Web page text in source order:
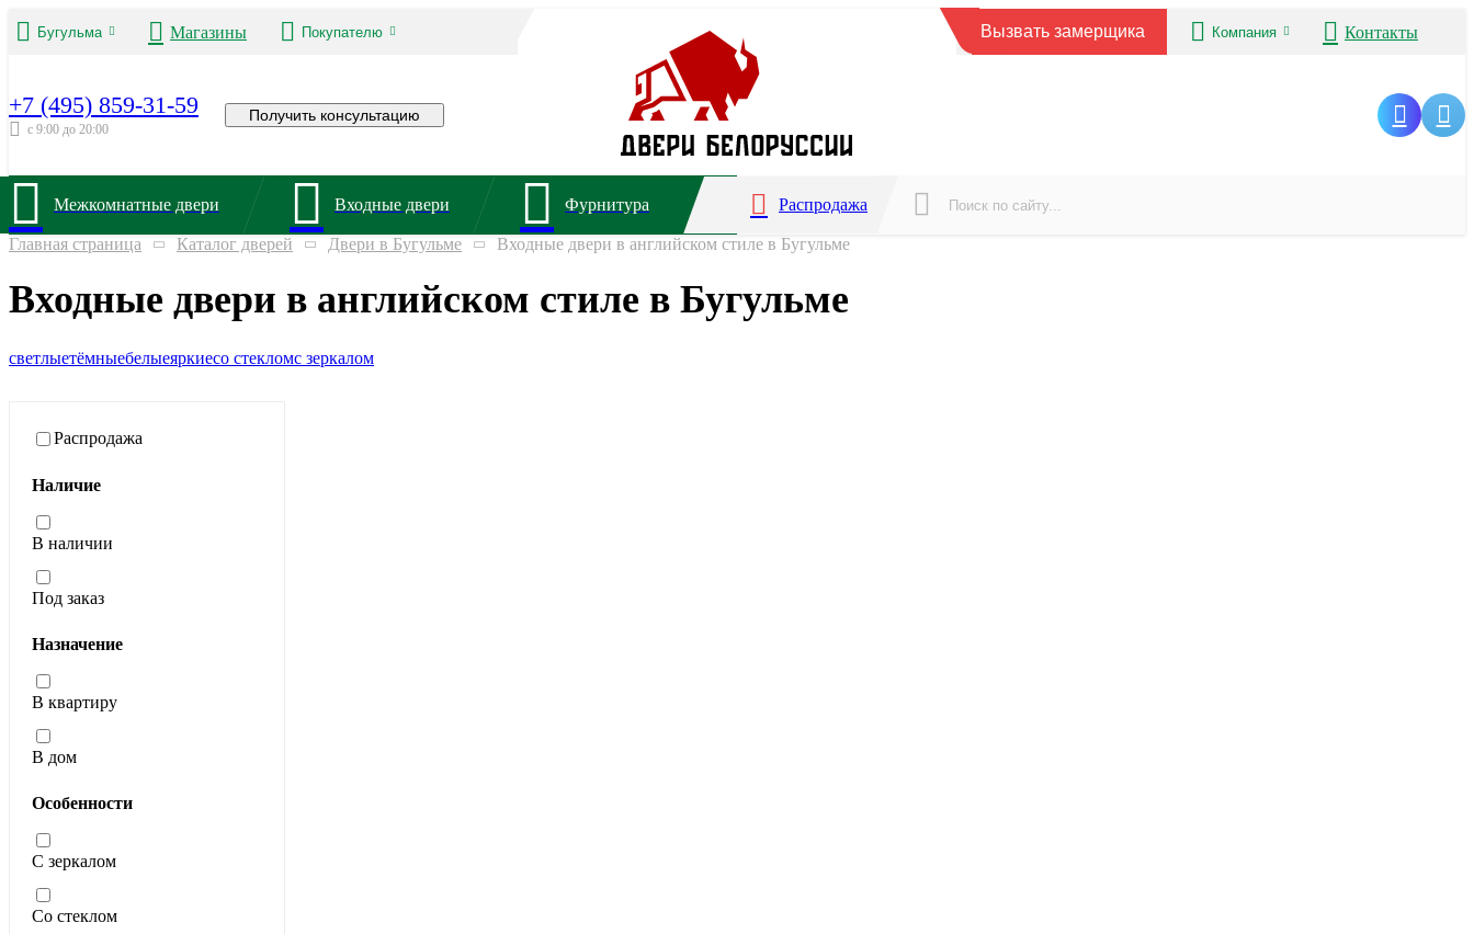
Бугульма Магазины Покупателю Вызвать замерщика Компания Контакты
+7 (495) 859-31-59
с 9:00 до 20:00
Получить консультацию
Межкомнатные двери Входные двери Фурнитура Распродажа
Главная страница Каталог дверей Двери в Бугульме Входные двери в английском стиле в Бугульме
Входные двери в английском стиле в Бугульме
светлыетёмныебелыеяркиесо стекломс зеркалом
Распродажа
Наличие
В наличии
Под заказ
Назначение
В квартиру
В дом
Особенности
С зеркалом
Со стеклом